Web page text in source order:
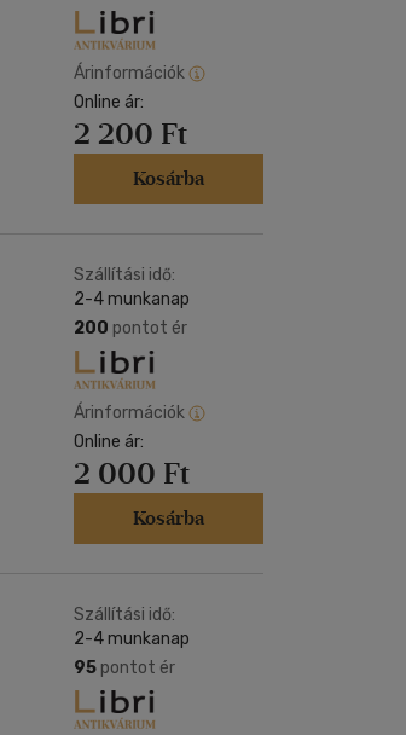
Árinformációk
Online ár:
2 200 Ft
Kosárba
Szállítási idő:
2-4 munkanap
200 pontot ér
Árinformációk
Online ár:
2 000 Ft
Kosárba
Szállítási idő:
2-4 munkanap
95 pontot ér